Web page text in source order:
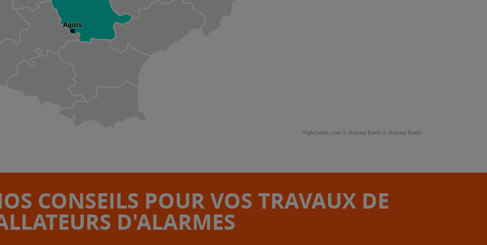
Aguts
Highcharts.com © Natural Earth © Natural Earth
CONSEILS POUR VOS TRAVAUX DE
D'ALARMES